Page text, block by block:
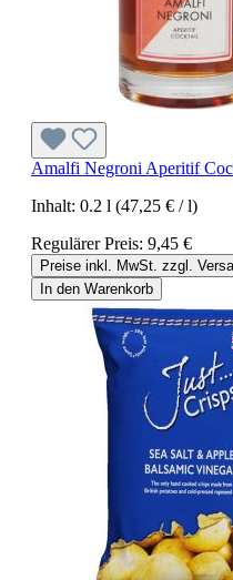
Amalfi Negroni Aperitif
Inhalt: 0.2 l (47,25 € / l)
Regulärer Preis: 9,45 €
Preise inkl. MwSt. zzgl.
In den Warenkorb